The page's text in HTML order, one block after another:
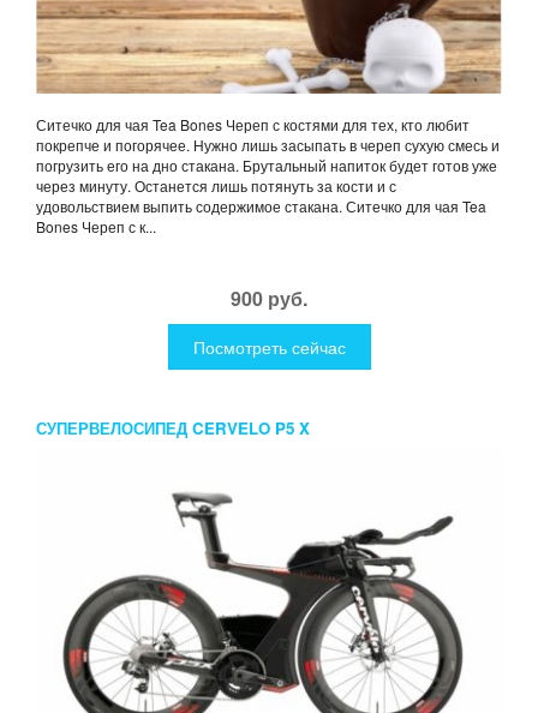
Ситечко для чая Tea Bones Череп с костями для тех, кто любит
покрепче и погорячее. Нужно лишь засыпать в череп сухую смесь и
погрузить его на дно стакана. Брутальный напиток будет готов уже
через минуту. Останется лишь потянуть за кости и с
удовольствием выпить содержимое стакана. Ситечко для чая Tea
Bones Череп с к...
900 руб.
Посмотреть сейчас
СУПЕРВЕЛОСИПЕД CERVELO P5 X